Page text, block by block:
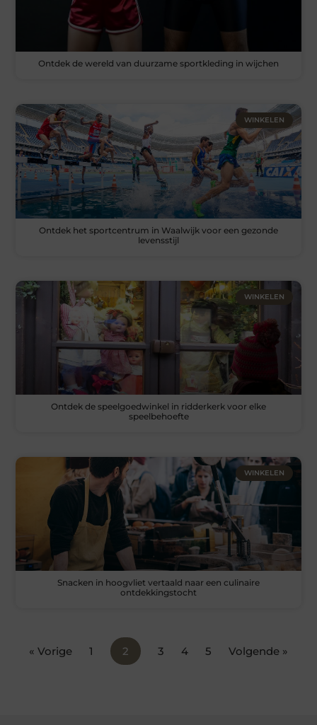
Ontdek de wereld van duurzame sportkleding in wijchen
WINKELEN
Ontdek het sportcentrum in Waalwijk voor een gezonde
levensstijl
WINKELEN
Ontdek de speelgoedwinkel in ridderkerk voor elke
speelbehoefte
WINKELEN
Snacken in hoogvliet vertaald naar een culinaire
ontdekkingstocht
« Vorige 1 2 3 4 5 Volgende »